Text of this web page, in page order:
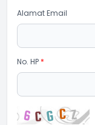
Alamat Email
No. HP *